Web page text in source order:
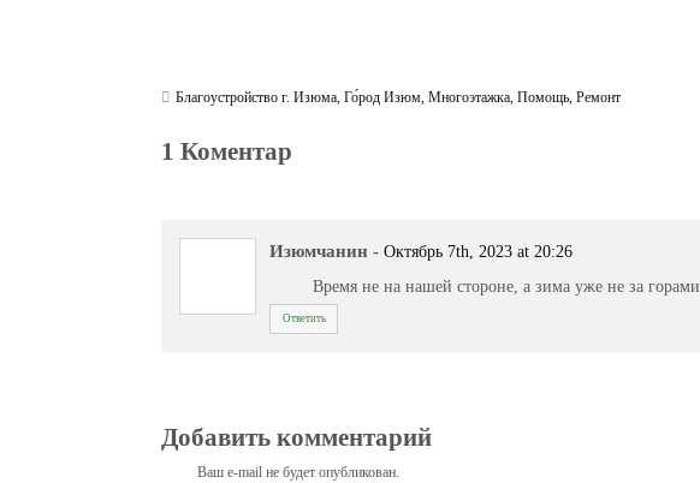
Благоустройство г. Изюма,Го́род Изюм,Многоэтажка,Помощь,Ремонт
1 Коментар
Изюмчанин - Октябрь 7th, 2023 at 20:26
Время не на нашей стороне, а зима уже не за горами
Ответить
Добавить комментарий
Ваш e-mail не будет опубликован.